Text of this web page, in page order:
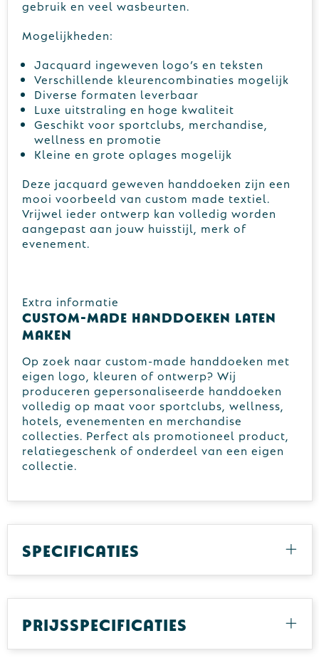
gebruik en veel wasbeurten.
Mogelijkheden:
Jacquard ingeweven logo’s en teksten
Verschillende kleurencombinaties mogelijk
Diverse formaten leverbaar
Luxe uitstraling en hoge kwaliteit
Geschikt voor sportclubs, merchandise,
wellness en promotie
Kleine en grote oplages mogelijk
Deze jacquard geweven handdoeken zijn een
mooi voorbeeld van custom made textiel.
Vrijwel ieder ontwerp kan volledig worden
aangepast aan jouw huisstijl, merk of
evenement.
Extra informatie
Custom-made handdoeken laten
maken
Op zoek naar custom-made handdoeken met
eigen logo, kleuren of ontwerp? Wij
produceren gepersonaliseerde handdoeken
volledig op maat voor sportclubs, wellness,
hotels, evenementen en merchandise
collecties. Perfect als promotioneel product,
relatiegeschenk of onderdeel van een eigen
collectie.
Specificaties
Prijsspecificaties